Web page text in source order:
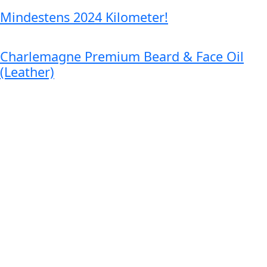
Mindestens 2024 Kilometer!
Charlemagne Premium Beard & Face Oil
(Leather)